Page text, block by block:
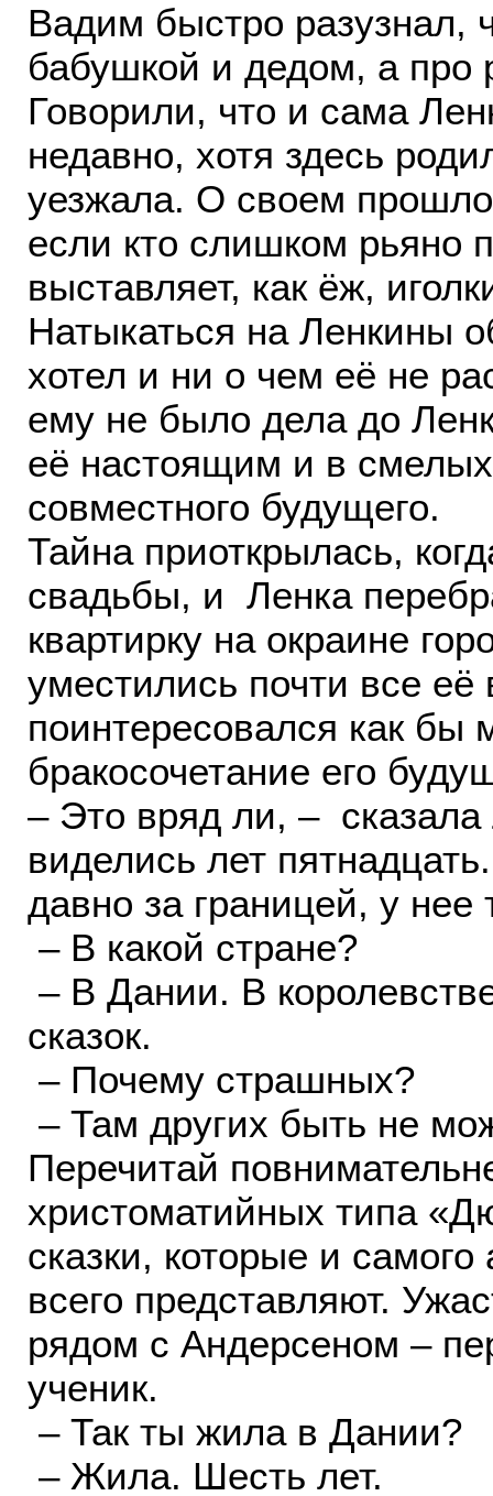
Вадим быстро разузнал,
бабушкой и дедом, а про
Говорили, что и сама
недавно, хотя здесь
уезжала. О своем
если кто слишком рьяно
выставляет, как ёж,
Натыкаться на Ленкины
хотел и ни о чем её не
ему не было дела до
её настоящим и в
совместного будущего.
Тайна приоткрылась,
свадьбы, и Ленка
квартирку на окраине
уместились почти все
поинтересовался как бы
бракосочетание его
– Это вряд ли, –
виделись лет
давно за границей, у нее
– В какой стране?
– В Дании. В
сказок.
– Почему страшных?
– Там других быть не
Перечитай
христоматийных типа
сказки, которые и
всего представляют.
рядом с Андерсеном –
ученик.
– Так ты жила в Дании?
– Жила. Шесть лет.